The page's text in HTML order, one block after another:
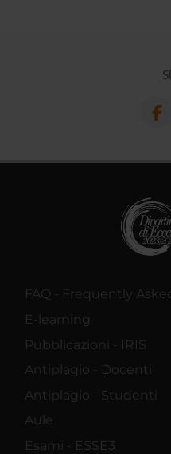
FAQ - Frequently
E-learning
Pubblicazioni - IRIS
Antiplagio - Docenti
Antiplagio - Studenti
Aule
Esami - ESSE3